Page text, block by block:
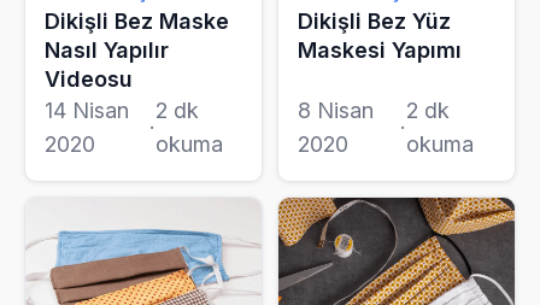
Dikişli Bez Maske
Nasıl Yapılır
Videosu
14 Nisan
2020
·
2 dk
okuma
Dikişli Bez Yüz
Maskesi Yapımı
8 Nisan
2020
·
2 dk
okuma